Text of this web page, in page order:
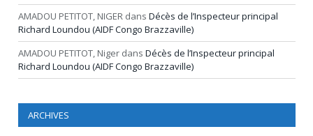
AMADOU PETITOT, NIGER dans Décès de l’Inspecteur principal
Richard Loundou (AIDF Congo Brazzaville)
AMADOU PETITOT, Niger dans Décès de l’Inspecteur principal
Richard Loundou (AIDF Congo Brazzaville)
ARCHIVES